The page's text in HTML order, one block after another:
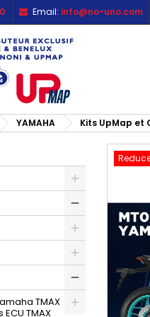
Email: info@no-uno.com
YAMAHA Kits UpMap et
TMAX
TMAX